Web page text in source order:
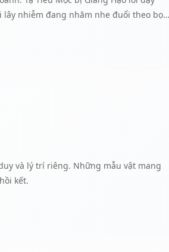
nhiễm đang nhăm nhe đuổi theo bọn
và lý trí riêng. Những mẫu vật mang
kết.